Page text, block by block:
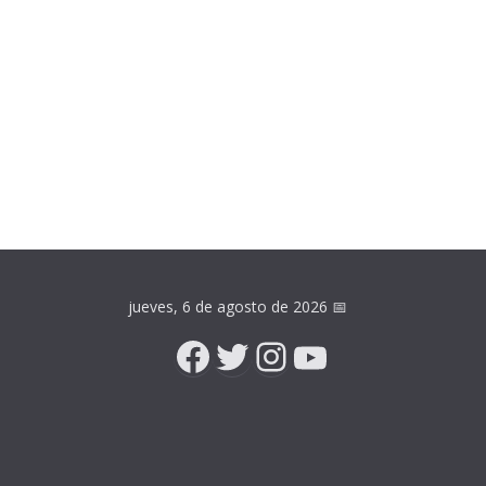
jueves, 6 de agosto de 2026 📅
Facebook
Twitter
Instagram
YouTube